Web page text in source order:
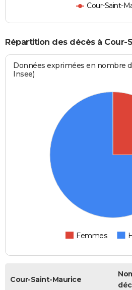
Cour-Saint-
Répartition des décès à Cour-
Données exprimées en nombre
Insee)
Femmes
Cour-Saint-Maurice